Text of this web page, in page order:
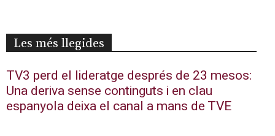
Les més llegides
TV3 perd el lideratge després de 23 mesos:
Una deriva sense continguts i en clau
espanyola deixa el canal a mans de TVE